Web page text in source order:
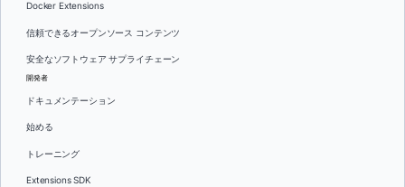
Docker Extensions
信頼できるオープンソース コンテンツ
安全なソフトウェア サプライチェーン
開発者
ドキュメンテーション
始める
トレーニング
Extensions SDK